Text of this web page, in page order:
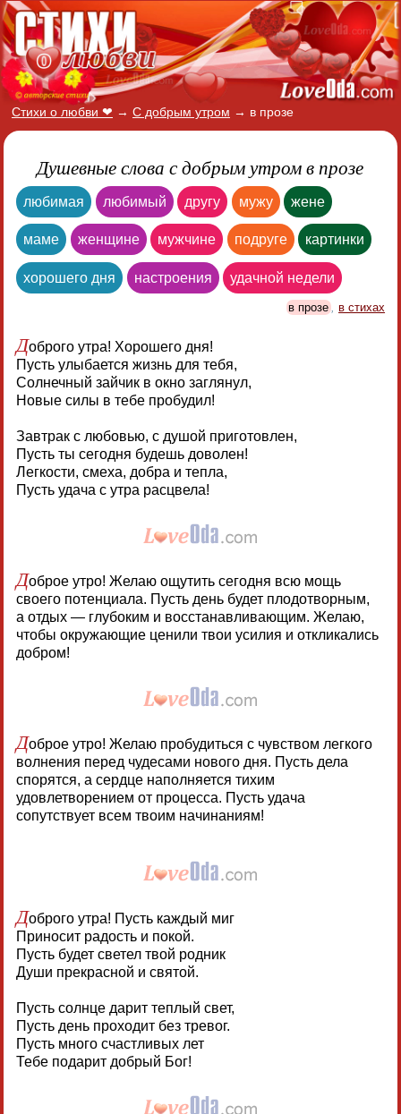
Стихи о любви ❤ → С добрым утром → в прозе
Душевные слова с добрым утром в прозе
любимая любимый другу мужу жене
маме женщине мужчине подруге картинки
хорошего дня настроения удачной недели
в прозе , в стихах
Доброго утра! Хорошего дня!
Пусть улыбается жизнь для тебя,
Солнечный зайчик в окно заглянул,
Новые силы в тебе пробудил!
Завтрак с любовью, с душой приготовлен,
Пусть ты сегодня будешь доволен!
Легкости, смеха, добра и тепла,
Пусть удача с утра расцвела!
Доброе утро! Желаю ощутить сегодня всю мощь
своего потенциала. Пусть день будет плодотворным,
а отдых — глубоким и восстанавливающим. Желаю,
чтобы окружающие ценили твои усилия и откликались
добром!
Доброе утро! Желаю пробудиться с чувством легкого
волнения перед чудесами нового дня. Пусть дела
спорятся, а сердце наполняется тихим
удовлетворением от процесса. Пусть удача
сопутствует всем твоим начинаниям!
Доброго утра! Пусть каждый миг
Приносит радость и покой.
Пусть будет светел твой родник
Души прекрасной и святой.
Пусть солнце дарит теплый свет,
Пусть день проходит без тревог.
Пусть много счастливых лет
Тебе подарит добрый Бог!